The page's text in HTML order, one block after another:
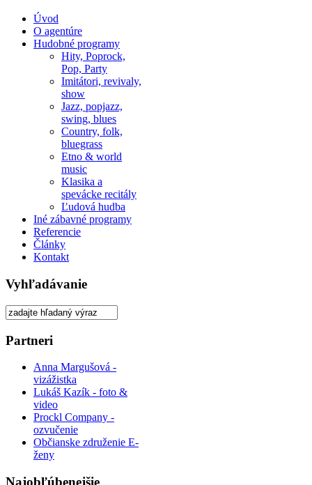
Úvod
O agentúre
Hudobné programy
Hity, Poprock,
Pop, Party
Imitátori, revivaly,
show
Jazz, popjazz,
swing, blues
Country, folk,
bluegrass
Etno & world
music
Klasika a
spevácke recitály
Ľudová hudba
Iné zábavné programy
Referencie
Články
Kontakt
Vyhľadávanie
Partneri
Anna Margušová -
vizážistka
Lukáš Kazík - foto &
video
Prockl Company -
ozvučenie
Občianske združenie E-
ženy
Najobľúbenejšie